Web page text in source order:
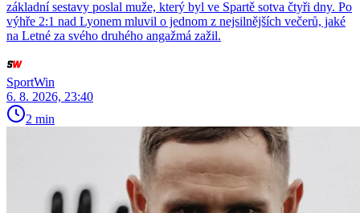
základní sestavy poslal muže, který byl ve Spartě sotva čtyři dny. Po
výhře 2:1 nad Lyonem mluvil o jednom z nejsilnějších večerů, jaké
na Letné za svého druhého angažmá zažil.
SportWin
6. 8. 2026, 23:40
2 min